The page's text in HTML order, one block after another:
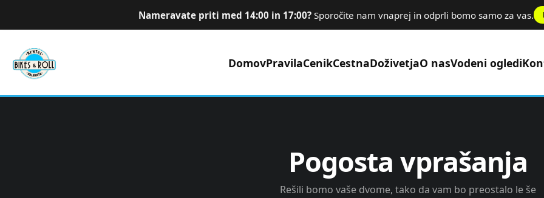
Nameravate priti med 14:00 in 17:00? Sporočite nam vnaprej in odprli bomo samo za vas.
DomovPravilaCenikCestnaDoživetjaO nasVodeni ogledi
Pogosta vprašanja
Rešili bomo vaše dvome, tako da vam bo preostalo le še